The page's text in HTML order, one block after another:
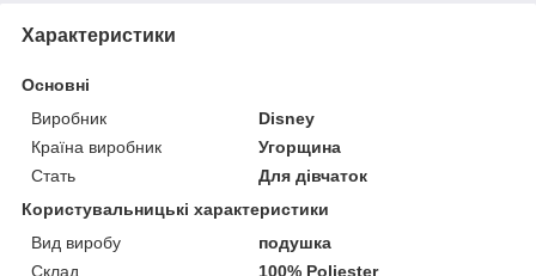
Характеристики
Основні
Виробник
Disney
Країна виробник
Угорщина
Стать
Для дівчаток
Користувальницькі характеристики
Вид виробу
подушка
Склад
100% Poliester